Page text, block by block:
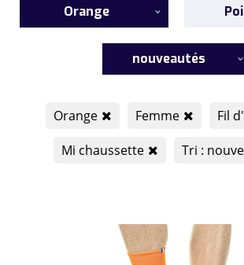
Orange
nouveautés
Orange Femme
Fil
Mi chaussette
Tri :